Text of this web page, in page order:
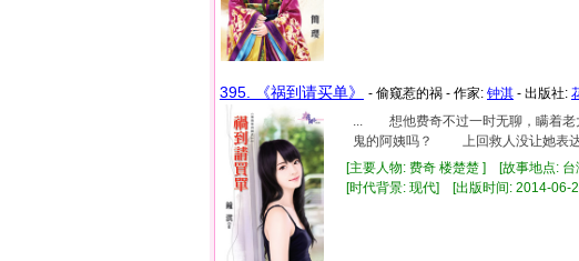
395. 《祸到请买单》 - 偷窥惹的祸 - 作家: 钟淇 - 出版社:
... 想他费奇不过一时无聊，瞒着
鬼的阿姨吗？ 上回救人没让她表达
[主要人物: 费奇 楼楚楚 ] [故事地点:
[时代背景: 现代] [出版时间: 2014-